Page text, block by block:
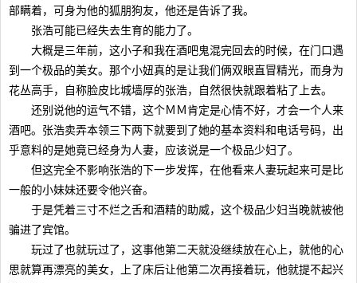
部瞒着，可身为他的狐朋狗友，他还是告诉了我。
张浩可能已经失去生育的能力了。
大概是三年前，这小子和我在酒吧鬼混完回去的时候，在门口遇
到一个极品的美女。那个小妞真的是让我们俩双眼直冒精光，而身为
花丛高手，自称脸皮比城墙厚的张浩，自然很快就跟着粘了上去。
还别说他的运气不错，这个ＭＭ肯定是心情不好，才会一个人来
酒吧。张浩卖弄本领三下两下就要到了她的基本资料和电话号码，出
乎意料的是她竟已经身为人妻，应该说是一个极品少妇了。
但这完全不影响张浩的下一步发挥，在他看来人妻玩起来可是比
一般的小妹妹还要令他兴奋。
于是凭着三寸不烂之舌和酒精的助威，这个极品少妇当晚就被他
骗进了宾馆。
玩过了也就玩过了，这事他第二天就没继续放在心上，就他的心
思就算再漂亮的美女，上了床后让他第二次再接着玩，他就提不起兴